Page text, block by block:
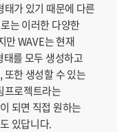
가 있기 때문에 다른
는 이러한 다양한
만 WAVE는 현재
태를 모두 생성하고
한 생성할 수 있는
프로젝트라는
되면 직접 원하는
있답니다.